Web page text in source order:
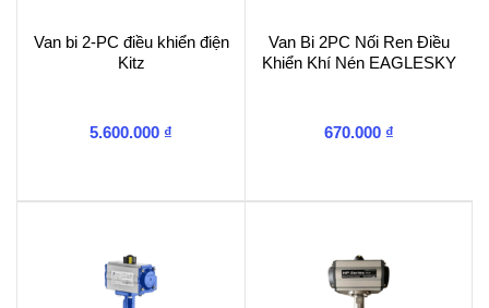
Van bi 2-PC điều khiển điện
Kitz
5.600.000 ₫
Van Bi 2PC Nối Ren Điều
Khiển Khí Nén EAGLESKY
670.000 ₫